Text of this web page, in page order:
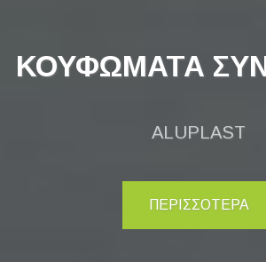
ΚΟΥΦΩΜΑΤΑ
ALUPLAST
ΠΕΡΙΣΣΟΤΕΡΑ